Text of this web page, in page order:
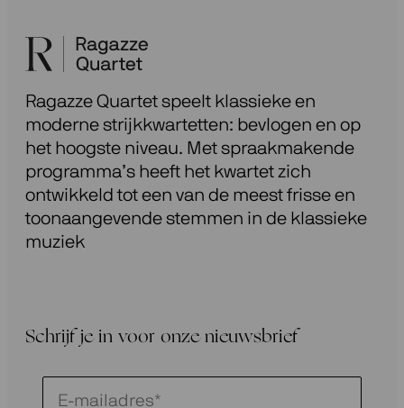
Ragazze Quartet speelt klassieke en
moderne strijkkwartetten: bevlogen en op
het hoogste niveau. Met spraakmakende
programma’s heeft het kwartet zich
ontwikkeld tot een van de meest frisse en
toonaangevende stemmen in de klassieke
muziek
Schrijf je in voor onze nieuwsbrief
Schrijf